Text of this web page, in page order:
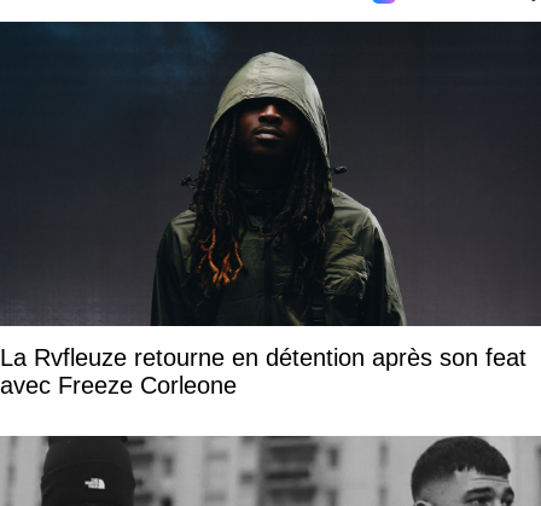
La Rvfleuze retourne en détention après son feat
avec Freeze Corleone